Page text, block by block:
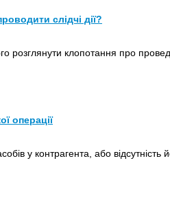
слідчі дії?
розглянути клопотання про
операції
у контрагента, або відсутність